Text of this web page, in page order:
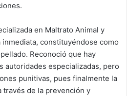
en Maltrato Animal y
constituyéndose como
Reconoció que hay
autoridades especializadas, pero
punitivas, pues finalmente la
través de la prevención y